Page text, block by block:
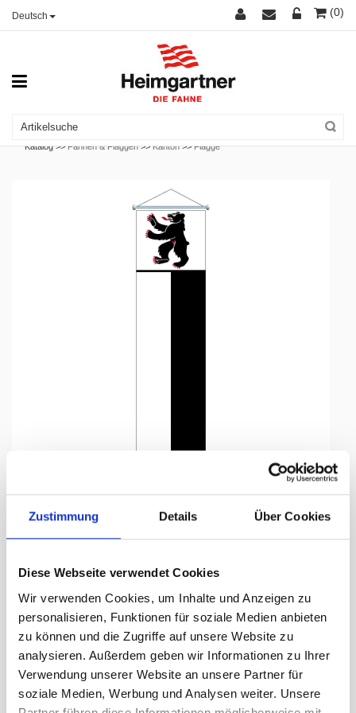
Zustimmung Details Über Cookies
Diese Webseite verwendet Cookies
Wir verwenden Cookies, um Inhalte und Anzeigen zu
personalisieren, Funktionen für soziale Medien anbieten
zu können und die Zugriffe auf unsere Website zu
analysieren. Außerdem geben wir Informationen zu Ihrer
Verwendung unserer Website an unsere Partner für
soziale Medien, Werbung und Analysen weiter. Unsere
Deutsch (0)
Katalog >>Fahnen & Flaggen >>Kanton >>Flagge
Flagge, Kanton bedruckt
Appenzell AI, 100 x 500 cm,
289.55 CHF